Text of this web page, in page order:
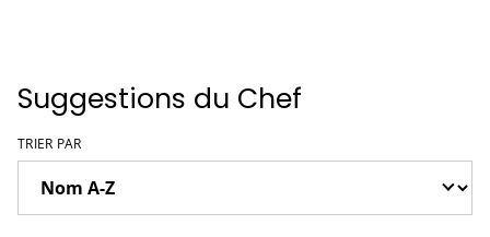
Suggestions du Chef
TRIER PAR